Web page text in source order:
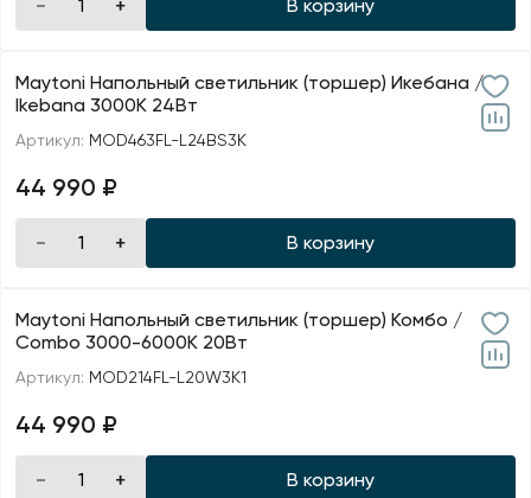
В корзину
Maytoni Напольный светильник (торшер) Икебана /
Ikebana 3000К 24Вт
Артикул: MOD463FL-L24BS3K
44 990 ₽
В корзину
Maytoni Напольный светильник (торшер) Комбо /
Combo 3000-6000К 20Вт
Артикул: MOD214FL-L20W3K1
44 990 ₽
В корзину